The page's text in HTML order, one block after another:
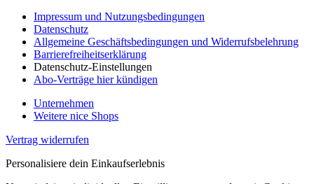
Impressum und Nutzungsbedingungen
Datenschutz
Allgemeine Geschäftsbedingungen und Widerrufsbelehrung
Barrierefreiheitserklärung
Datenschutz-Einstellungen
Abo-Verträge hier kündigen
Unternehmen
Weitere nice Shops
Vertrag widerrufen
Personalisiere dein Einkaufserlebnis